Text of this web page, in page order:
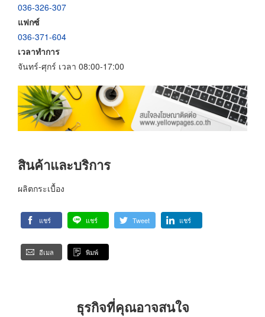
036-326-307
แฟกซ์
036-371-604
เวลาทำการ
จันทร์-ศุกร์ เวลา 08:00-17:00
สินค้าและบริการ
ผลิตกระเบื้อง
แชร์ แชร์ Tweet แชร์
อีเมล พิมพ์
ธุรกิจที่คุณอาจสนใจ